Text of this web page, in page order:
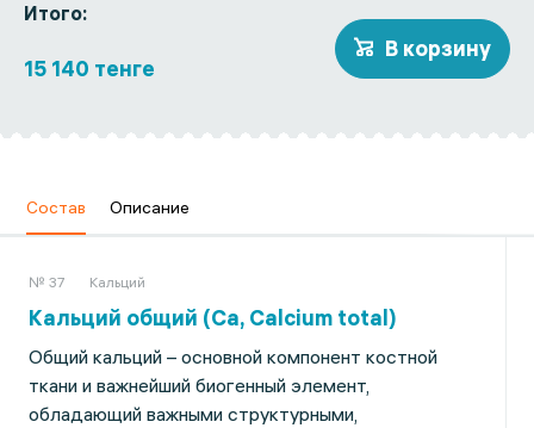
Итого:
15 140 тенге
В корзину
Состав Описание
№ 37 Кальций
Кальций общий (Ca, Calcium total)
Общий кальций – основной компонент костной
ткани и важнейший биогенный элемент,
обладающий важными структурными,